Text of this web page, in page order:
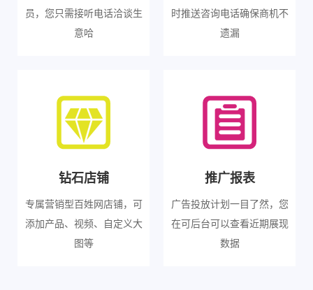
员，您只需接听电话洽谈生
意哈
时推送咨询电话确保商机不
遗漏
钻石店铺
专属营销型百姓网店铺，可
添加产品、视频、自定义大
图等
推广报表
广告投放计划一目了然，您
在可后台可以查看近期展现
数据